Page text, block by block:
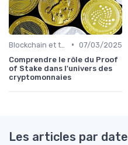
• 07/03/2025
Comprendre le rôle du Proof
of Stake dans l'univers des
cryptomonnaies
Les articles par date